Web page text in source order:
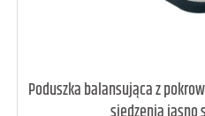
art. raczej
Poduszka balansująca z